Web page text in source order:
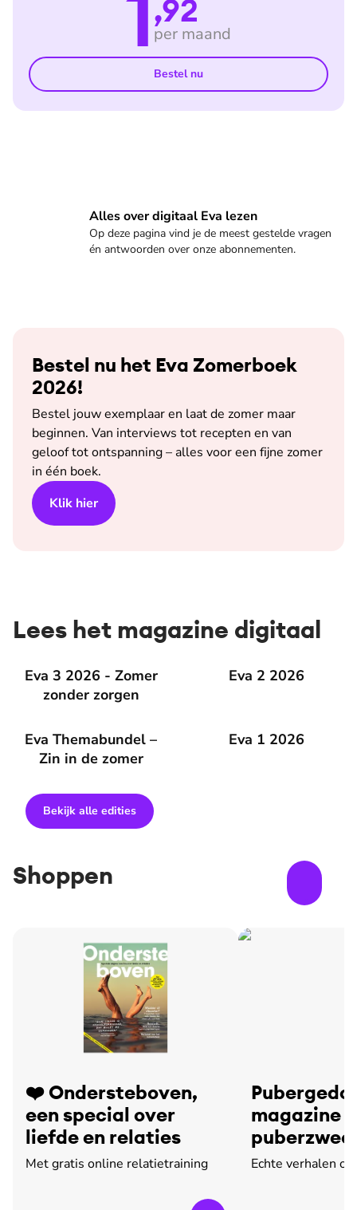
,92
per maand
Bestel nu
Alles over digitaal Eva lezen
Op deze pagina vind je de meest gestelde vragen
én antwoorden over onze abonnementen.
Veelgestelde vragen
Bestel nu het Eva Zomerboek
2026!
Bestel jouw exemplaar en laat de zomer maar
beginnen. Van interviews tot recepten en van
geloof tot ontspanning – alles voor een fijne zomer
in één boek.
Klik hier
Lees het magazine digitaal
Eva 3 2026 - Zomer
zonder zorgen
Eva 3 2026 - Zomer zonder zorgen Eva 2 2026
Eva 2 2026
Eva Themabundel –
Zin in de zomer
Eva Themabundel – Zin in de zomer Eva 1 2026
Eva 1 2026
Bekijk alle edities
Shoppen
❤️ Ondersteboven,
een special over
liefde en relaties
Met gratis online relatietraining
magazine
leed
Echte verhalen